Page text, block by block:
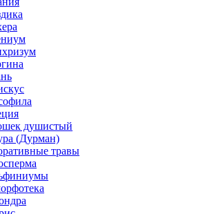
душистый
(Дурман)
травы